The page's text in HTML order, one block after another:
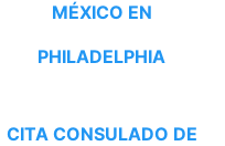
MÉXICO EN
PHILADELPHIA
CITA CONSULADO DE